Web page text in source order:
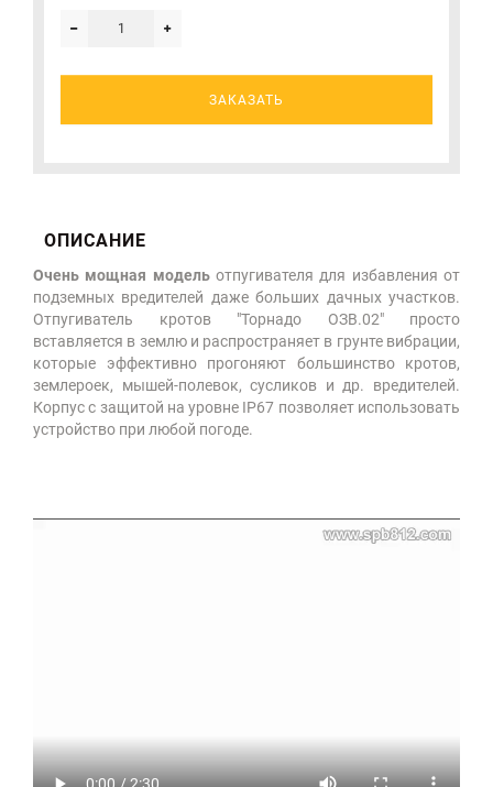
ЗАКАЗАТЬ
ОПИСАНИЕ
Очень мощная модельотпугивателя для избавления от
подземных вредителей даже больших дачных участков.
Отпугиватель кротов "Торнадо ОЗВ.02" просто
вставляется в землю и распространяет в грунте вибрации,
которые эффективно прогоняют большинство кротов,
землероек, мышей-полевок, сусликов и др. вредителей.
Корпус с защитой на уровне IP67 позволяет использовать
устройство при любой погоде.